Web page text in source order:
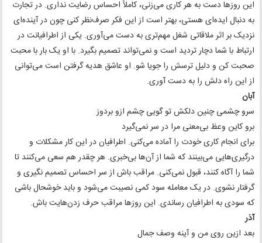
این روزها دست به هر کاری می‌زنی، کاملاً احساس رضایت نداری. در تجارت
به دنبال ایده‌ای هستی، بهتر است از این فکر صرف‌نظر کنی چون در آینده‌ای
نزدیک بر اثر ملاقاتی شغل مهم‌تری به دست می‌آوری. یکی از اطرافیانت در
ارتباط با شما دچار تردید است و نمی‌تواند تصمیم بگیرد. با او یک بار با محبت
صحبت کن و دلیل ترسش را جویا شو. او عاشق هدیه گرفتن است می‌توانی
از این راه دلش را به دست آوری.
آبان
سرو چشمی چنین دلکش تو گویی چشم ازو بردوز
برو کاین وعظ بی‌معنی مرا در سر نمی‌گیرد
برای انجام کاری خودت را آماده می‌کنی. اطرافیان در این کار مشکلات و
درگیری‌هایی می‌بینند که شما از آن‌ها بی‌خبری. هر چقدر هم سعی می‌کنند تا
شما را آگاه کنند، قبول نمی‌کنی. مراقب باش از سر احساس تصمیم نگیری و
گرفتار نشوی. در یک معامله سود کمی نصیبت می‌شود و باید خوشحال باشی
که سودی به اطرافیان رساندی. این روزها مراقب حرف زدن‌هایت باش.
آذر
بعد ازین روی من و آینه وصف جمال